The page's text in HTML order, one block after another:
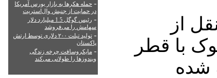
- حمله هکرها به بازار بورس آمریکا
در حمایت از جنبش وال‌استریت
-
رئیس گوگل 1.5 میلیارد دلار
سهامش را می‌فروشد
-
تولید تبلت ۲۰۰ دلاری توسط ارتش
پاکستان
- مایکروسافت چرخه زندگی
ویندوزها را طولانی می‌کند
از
با قطر
شده